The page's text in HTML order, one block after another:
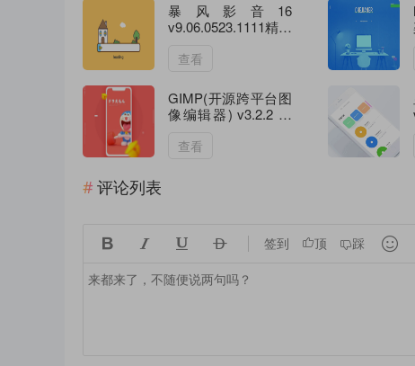
暴风影音16
v9.06.0523.1111精简
查看
GIMP(开源跨平台图
像编辑器) v3.2.2 最
查看
评论列表
    签到 顶 踩 